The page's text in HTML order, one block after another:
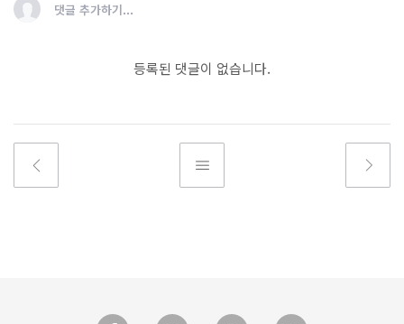
댓글 추가하기...
등록된 댓글이 없습니다.